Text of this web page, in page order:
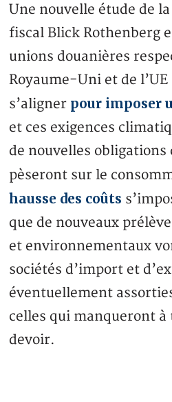
Une nouvelle étude de
fiscal Blick Rothenberg
unions douanières
Royaume-Uni et de
s’aligner pour imposer
et ces exigences
de nouvelles obligations
pèseront sur le
hausse des coûts
que de nouveaux
et environnementaux
sociétés d’import et
éventuellement
celles qui manqueront à
devoir.